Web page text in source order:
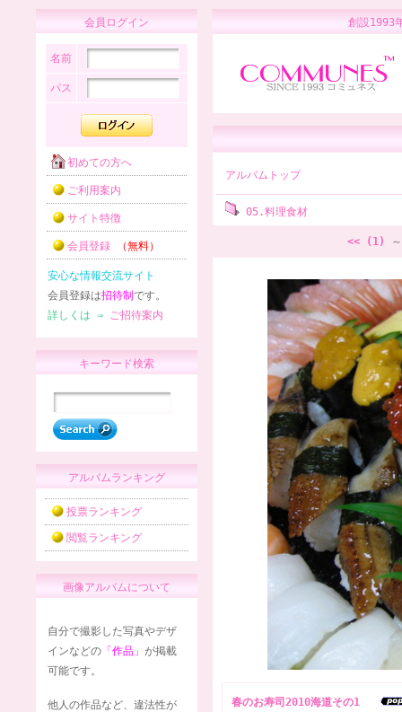
会員ログイン
名前
パス
初めての方へ
ご利用案内
サイト特徴
会員登録 （無料）
安心な情報交流サイト
会員登録は招待制 です。
詳しくは ⇒ ご招待案内
キーワード検索
アルバムランキング
投票ランキング
閲覧ランキング
画像アルバムについて
自分で撮影した写真やデザ
インなどの 「作品」 が掲載
可能です。
他人の作品など、違法性が
創設
アルバムトップ
05.料理食材
<< (1) ～
春のお寿司2010海道その1